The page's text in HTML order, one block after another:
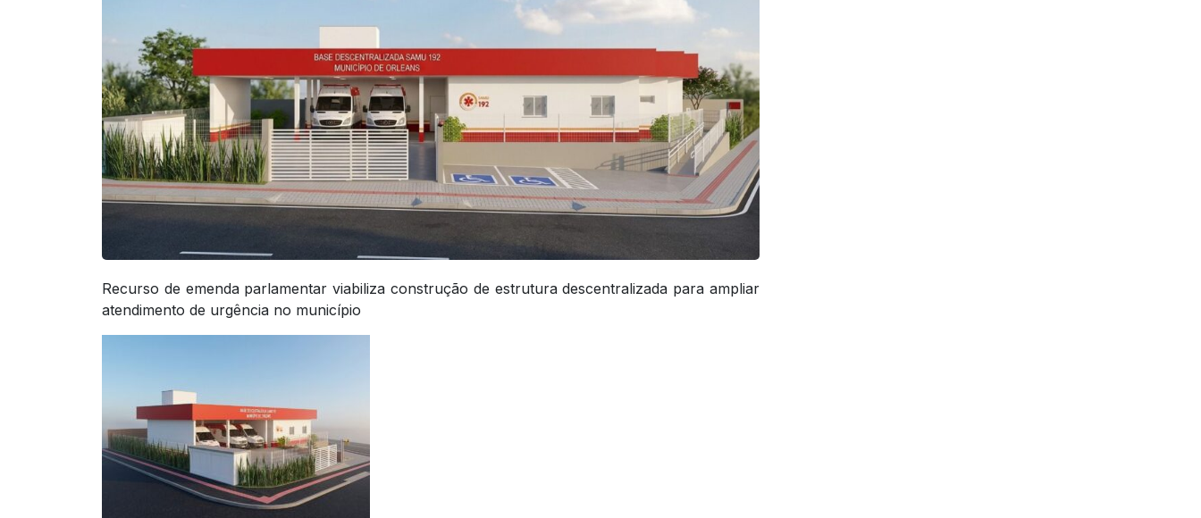
Recurso de emenda parlamentar viabiliza construção de estrutura descentralizada para ampliar
atendimento de urgência no município